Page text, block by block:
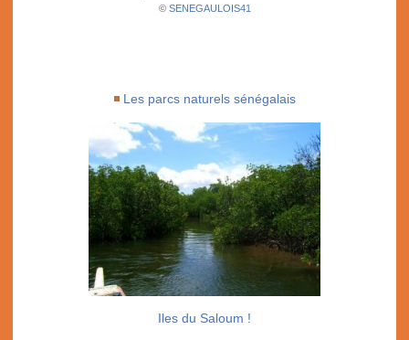
© SENEGAULOIS41
Les parcs naturels sénégalais
Iles du Saloum !